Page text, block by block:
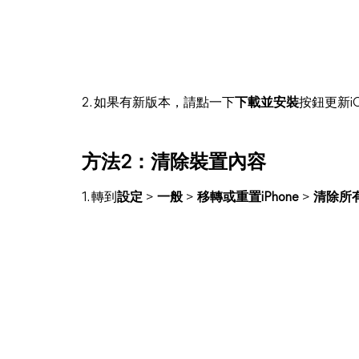
2. 如果有新版本，請點一下 下載並安裝按鈕更新
方法2：清除裝置內容
1. 轉到 設定 > 一般 > 移轉或重置iPhone > 清除所